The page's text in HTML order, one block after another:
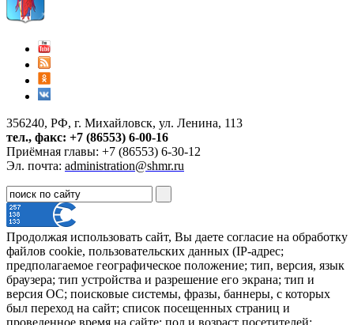
356240, РФ, г. Михайловск, ул. Ленина, 113
тел., факс: +7 (86553) 6-00-16
Приёмная главы: +7 (86553) 6-30-12
Эл. почта: administration@shmr.ru
Продолжая использовать сайт, Вы даете согласие на обработку
файлов cookie, пользовательских данных (IP-адрес;
предполагаемое географическое положение; тип, версия, язык
браузера; тип устройства и разрешение его экрана; тип и
версия ОС; поисковые системы, фразы, баннеры, с которых
был переход на сайт; список посещенных страниц и